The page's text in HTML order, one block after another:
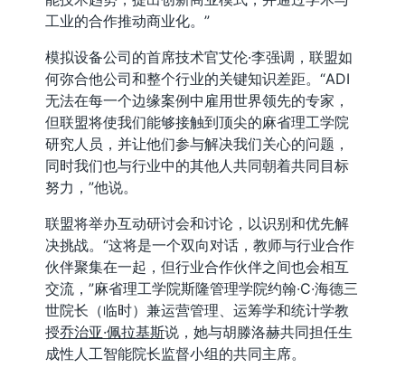
工业的合作推动商业化。”
模拟设备公司的首席技术官艾伦·李强调，联盟如
何弥合他公司和整个行业的关键知识差距。“ADI
无法在每一个边缘案例中雇用世界领先的专家，
但联盟将使我们能够接触到顶尖的麻省理工学院
研究人员，并让他们参与解决我们关心的问题，
同时我们也与行业中的其他人共同朝着共同目标
努力，”他说。
联盟将举办互动研讨会和讨论，以识别和优先解
决挑战。“这将是一个双向对话，教师与行业合作
伙伴聚集在一起，但行业合作伙伴之间也会相互
交流，”麻省理工学院斯隆管理学院约翰·C·海德三
世院长（临时）兼运营管理、运筹学和统计学教
授乔治亚·佩拉基斯说，她与胡滕洛赫共同担任生
成性人工智能院长监督小组的共同主席。